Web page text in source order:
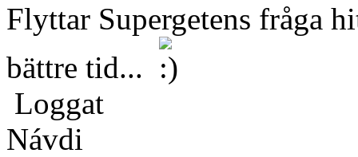
Flyttar Supergetens fråga
bättre tid...
Loggat
Návdi